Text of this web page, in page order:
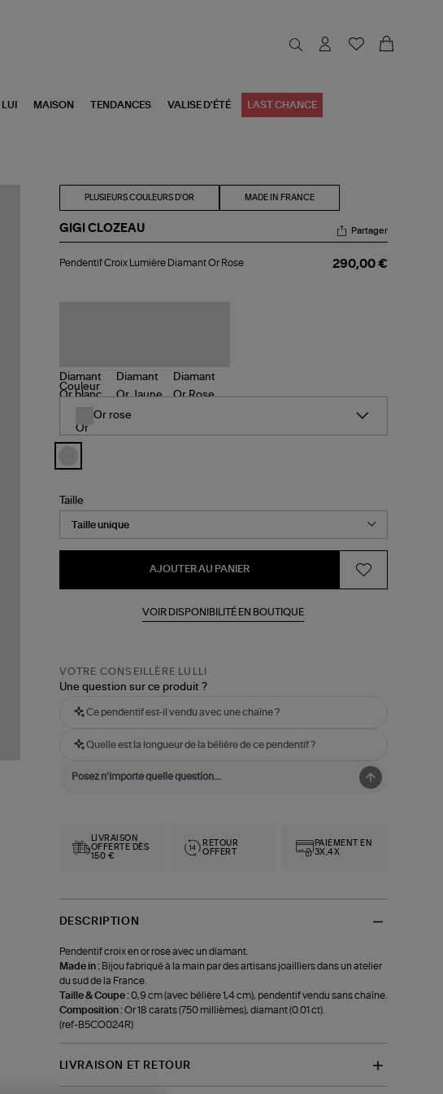
LUI MAISON TENDANCES VALISE D'ÉTÉ LAST CHANCE
PLUSIEURS COULEURS D'OR MADE IN FRANCE
GIGI CLOZEAU
Croix
Partager
Pendentif Croix Lumière Diamant Or Rose 290,00 €
Couleur
Or rose
Taille
AJOUTER AU PANIER
VOIR DISPONIBILITÉ EN BOUTIQUE
VOTRE CONSEILLÈRE LULLI
Une question sur ce produit ?
Ce pendentif est-il vendu avec une chaîne ?
Quelle est la longueur de la bélière de ce pendentif ?
LIVRAISON
OFFERTE DÈS
150 €
RETOUR
OFFERT
PAIEMENT EN
3X,4X
DESCRIPTION
Pendentif croix en or rose avec un diamant.
Made in : Bijou fabriqué à la main par des artisans joailliers dans un atelier
du sud de la France.
Taille & Coupe :0,9 cm (avec bélière 1,4 cm), pendentif vendu sans chaîne.
Composition :Or 18 carats (750 millièmes), diamant (0.01 ct).
(ref-B5CO024R)
LIVRAISON ET RETOUR